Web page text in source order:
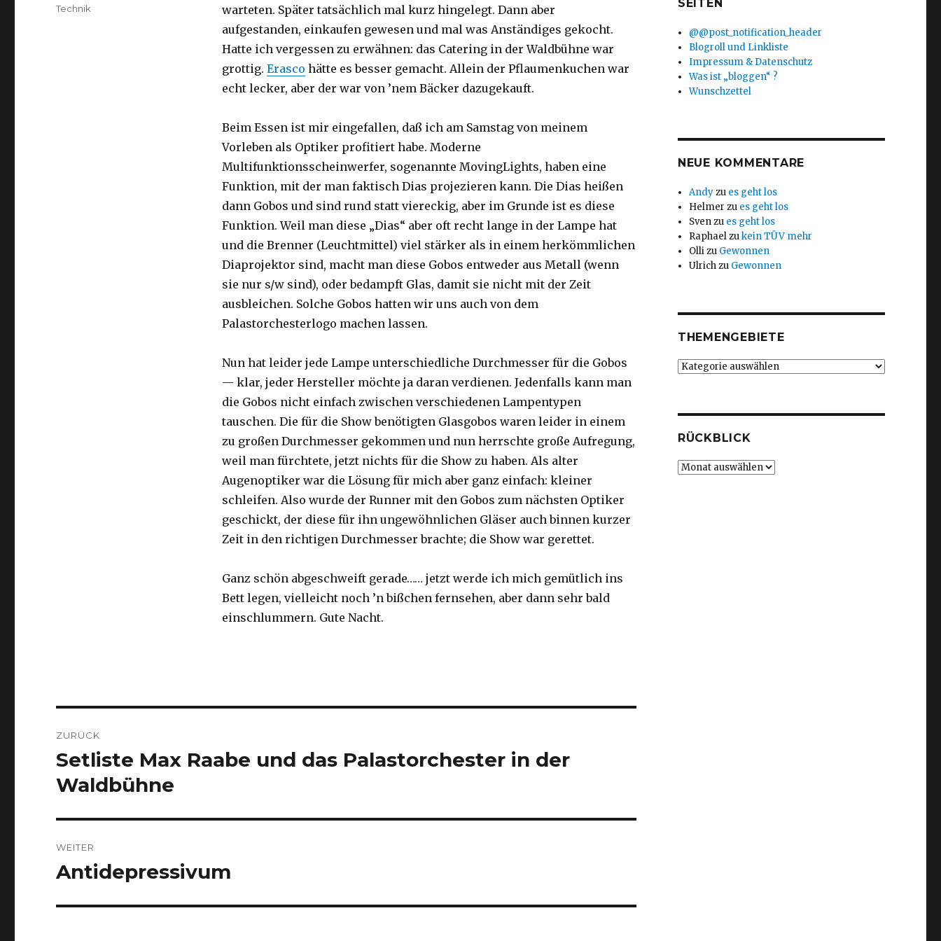
warteten. Später tatsächlich mal kurz hingelegt. Dann aber
aufgestanden, einkaufen gewesen und mal was Anständiges gekocht.
Hatte ich vergessen zu erwähnen: das Catering in der Waldbühne war
grottig. Erasco hätte es besser gemacht. Allein der Pflaumenkuchen war
echt lecker, aber der war von ’nem Bäcker dazugekauft.
Beim Essen ist mir eingefallen, daß ich am Samstag von meinem
Vorleben als Optiker profitiert habe. Moderne
Multifunktionsscheinwerfer, sogenannte MovingLights, haben eine
Funktion, mit der man faktisch Dias projezieren kann. Die Dias heißen
dann Gobos und sind rund statt viereckig, aber im Grunde ist es diese
Funktion. Weil man diese „Dias“ aber oft recht lange in der Lampe hat
und die Brenner (Leuchtmittel) viel stärker als in einem herkömmlichen
Diaprojektor sind, macht man diese Gobos entweder aus Metall (wenn
sie nur s/w sind), oder bedampft Glas, damit sie nicht mit der Zeit
ausbleichen. Solche Gobos hatten wir uns auch von dem
Palastorchesterlogo machen lassen.
Nun hat leider jede Lampe unterschiedliche Durchmesser für die Gobos
— klar, jeder Hersteller möchte ja daran verdienen. Jedenfalls kann man
die Gobos nicht einfach zwischen verschiedenen Lampentypen
tauschen. Die für die Show benötigten Glasgobos waren leider in einem
zu großen Durchmesser gekommen und nun herrschte große Aufregung,
weil man fürchtete, jetzt nichts für die Show zu haben. Als alter
Augenoptiker war die Lösung für mich aber ganz einfach: kleiner
schleifen. Also wurde der Runner mit den Gobos zum nächsten Optiker
geschickt, der diese für ihn ungewöhnlichen Gläser auch binnen kurzer
Zeit in den richtigen Durchmesser brachte; die Show war gerettet.
Ganz schön abgeschweift gerade…… jetzt werde ich mich gemütlich ins
Bett legen, vielleicht noch ’n bißchen fernsehen, aber dann sehr bald
einschlummern. Gute Nacht.
Kategorien
Technik
ZURÜCK
Vorheriger
Beitrag:
Setliste Max Raabe und das Palastorchester in der
Waldbühne
WEITER
Nächster
Antidepressivum
SEITEN
@@post_notification_header
Blogroll und Linkliste
Impressum & Datenschutz
Was ist „bloggen“ ?
Wunschzettel
NEUE KOMMENTARE
Andyzu es geht los
Helmer zu es geht los
Svenzu es geht los
Raphaelzukein TÜV mehr
Ollizu Gewonnen
Ulrichzu Gewonnen
THEMENGEBIETE
Themengebiete
RÜCKBLICK
Rückblick